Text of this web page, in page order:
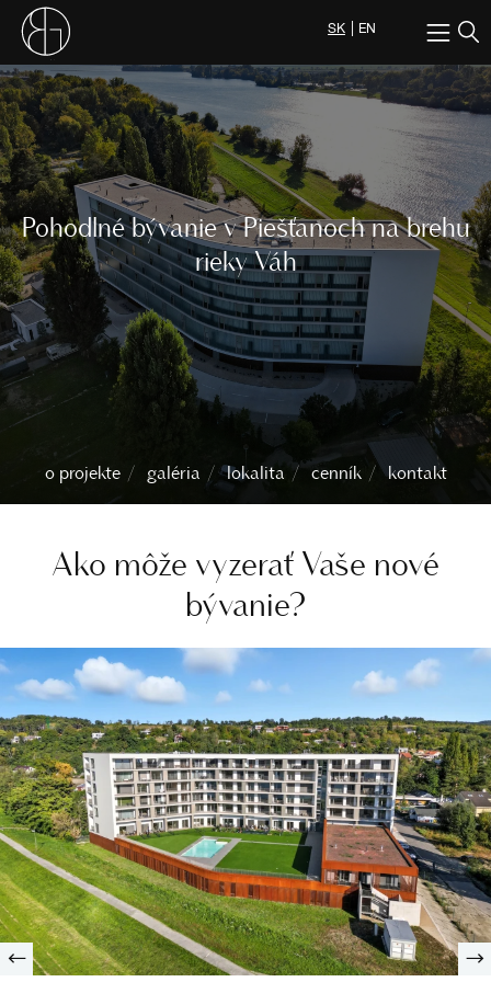
SK EN
Pohodlné bývanie v Piešťanoch na brehu
rieky Váh
o projekte galéria lokalita cenník kontakt
Ako môže vyzerať Vaše nové
bývanie?